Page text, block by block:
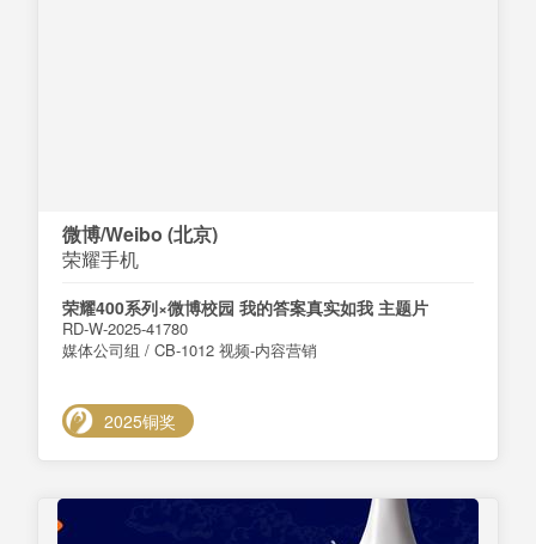
微博/Weibo (北京)
荣耀手机
荣耀400系列×微博校园 我的答案真实如我 主题片
RD-W-2025-41780
媒体公司组 / CB-1012 视频-内容营销
2025铜奖